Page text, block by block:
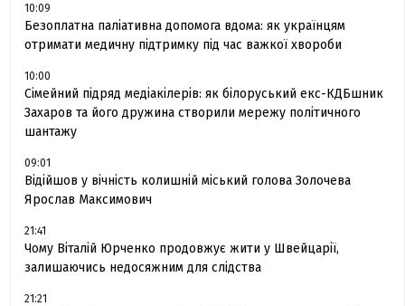
10:09
Безоплатна паліативна допомога вдома: як українцям
отримати медичну підтримку під час важкої хвороби
10:00
Сімейний підряд медіакілерів: як білоруський екс-КДБшник
Захаров та його дружина створили мережу політичного
шантажу
09:01
Відійшов у вічність колишній міський голова Золочева
Ярослав Максимович
21:41
Чому Віталій Юрченко продовжує жити у Швейцарії,
залишаючись недосяжним для слідства
21:21